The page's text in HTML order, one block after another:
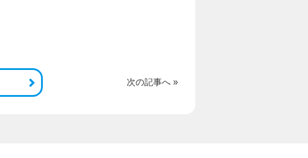
次の記事へ »